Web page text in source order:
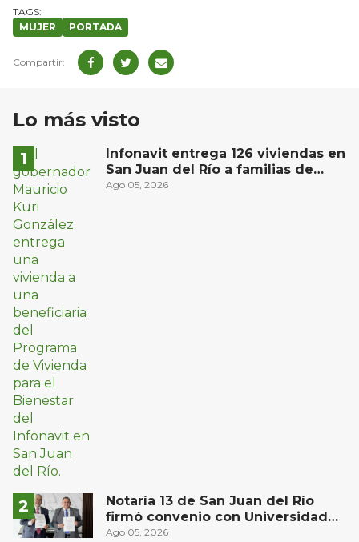
MUJER PORTADA
Lo más visto
Infonavit entrega 126 viviendas en
San Juan del Río a familias de
bajos ingresos
Ago 05, 2026
Notaría 13 de San Juan del Río
firmó convenio con Universidad
Privada del Bajío para recibir
Ago 05, 2026